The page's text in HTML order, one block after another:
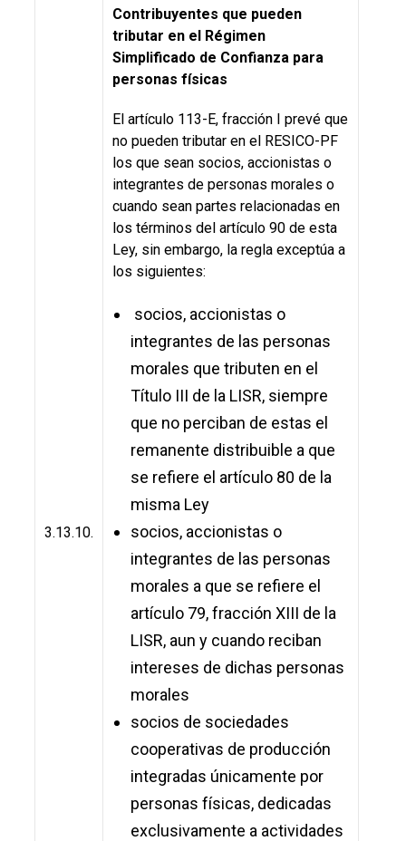
3.13.10.
Contribuyentes que pueden
tributar en el Régimen
Simplificado de Confianza para
personas físicas
El artículo 113-E, fracción I prevé que
no pueden tributar en el RESICO-PF
los que sean socios, accionistas o
integrantes de personas morales o
cuando sean partes relacionadas en
los términos del artículo 90 de esta
Ley, sin embargo, la regla exceptúa a
los siguientes:
socios, accionistas o
integrantes de las personas
morales que tributen en el
Título III de la LISR, siempre
que no perciban de estas el
remanente distribuible a que
se refiere el artículo 80 de la
misma Ley
socios, accionistas o
integrantes de las personas
morales a que se refiere el
artículo 79, fracción XIII de la
LISR, aun y cuando reciban
intereses de dichas personas
morales
socios de sociedades
cooperativas de producción
integradas únicamente por
personas físicas, dedicadas
exclusivamente a actividades